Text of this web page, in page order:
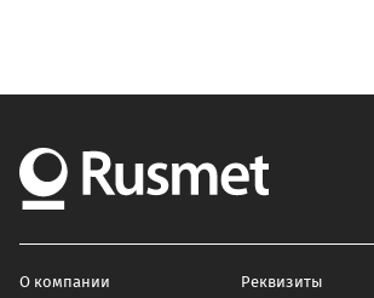
О компании Реквизиты